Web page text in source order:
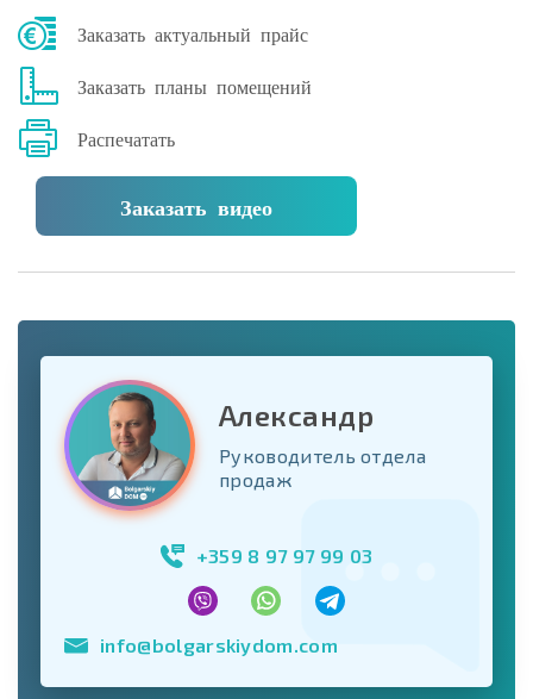
Заказать актуальный прайс
Заказать планы помещений
Распечатать
Заказать видео
Александр
Руководитель отдела
продаж
+359 8 97 97 99 03
info@bolgarskiydom.com